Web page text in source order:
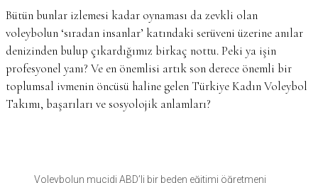
Bütün bunlar izlemesi kadar oynaması da zevkli olan
voleybolun ‘sıradan insanlar’ katındaki serüveni üzerine anılar
denizinden bulup çıkardığımız birkaç nottu. Peki ya işin
profesyonel yanı? Ve en önemlisi artık son derece önemli bir
toplumsal ivmenin öncüsü haline gelen Türkiye Kadın Voleybol
Takımı, başarıları ve sosyolojik anlamları?
Voleybolun mucidi ABD’li bir beden eğitimi öğretmeni